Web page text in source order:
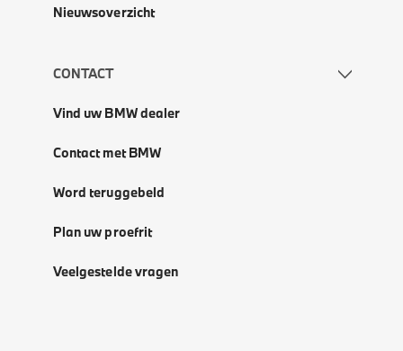
Nieuwsoverzicht
CONTACT
Vind uw BMW dealer
Contact met BMW
Word teruggebeld
Plan uw proefrit
Veelgestelde vragen